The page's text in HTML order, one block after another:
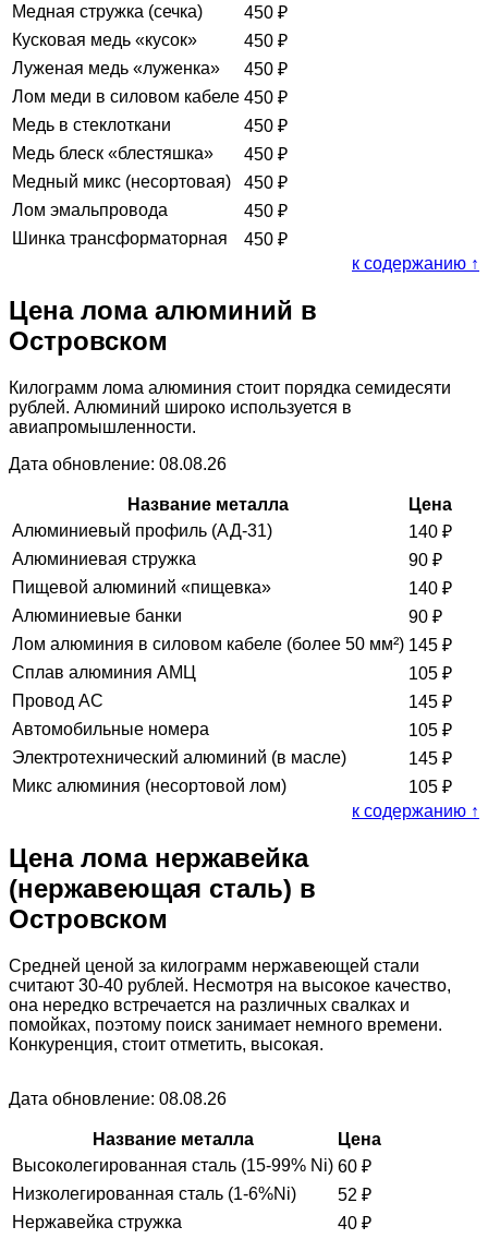
Медная стружка (сечка)
450 ₽
Кусковая медь «кусок»
450 ₽
Луженая медь «луженка»
450 ₽
Лом меди в силовом кабеле 450 ₽
Медь в стеклоткани
450 ₽
Медь блеск «блестяшка»
450 ₽
Медный микс (несортовая)
450 ₽
Лом эмальпровода
450 ₽
Шинка трансформаторная
450 ₽
к содержанию ↑
Цена лома алюминий в
Островском
Килограмм лома алюминия стоит порядка семидесяти
рублей. Алюминий широко используется в
авиапромышленности.
Дата обновление: 08.08.26
Название металла
Цена
Алюминиевый профиль (АД-31)
140 ₽
Алюминиевая стружка
90 ₽
Пищевой алюминий «пищевка»
140 ₽
Алюминиевые банки
90 ₽
Лом алюминия в силовом кабеле (более 50 мм²) 145 ₽
Сплав алюминия АМЦ
105 ₽
Провод АС
145 ₽
Автомобильные номера
105 ₽
Электротехнический алюминий (в масле)
145 ₽
Микс алюминия (несортовой лом)
105 ₽
к содержанию ↑
Цена лома нержавейка
(нержавеющая сталь) в
Островском
Средней ценой за килограмм нержавеющей стали
считают 30-40 рублей. Несмотря на высокое качество,
она нередко встречается на различных свалках и
помойках, поэтому поиск занимает немного времени.
Конкуренция, стоит отметить, высокая.
Дата обновление: 08.08.26
Название металла
Цена
Высоколегированная сталь (15-99% Ni) 60 ₽
Низколегированная сталь (1-6%Ni)
52 ₽
Нержавейка стружка
40 ₽